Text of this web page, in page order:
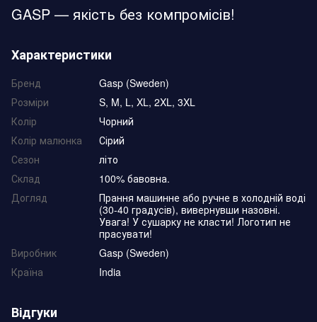
GASP — якість без компромісів!
Характеристики
Бренд
Gasp (Sweden)
Розміри
S, M, L, XL, 2XL, 3XL
Колір
Чорний
Колір малюнка
Сірий
Сезон
літо
Склад
100% бавовна.
Догляд
Прання машинне або ручне в холодній воді
(30-40 градусів), вивернувши назовні.
Увага! У сушарку не класти! Логотип не
прасувати!
Виробник
Gasp (Sweden)
Країна
India
Відгуки